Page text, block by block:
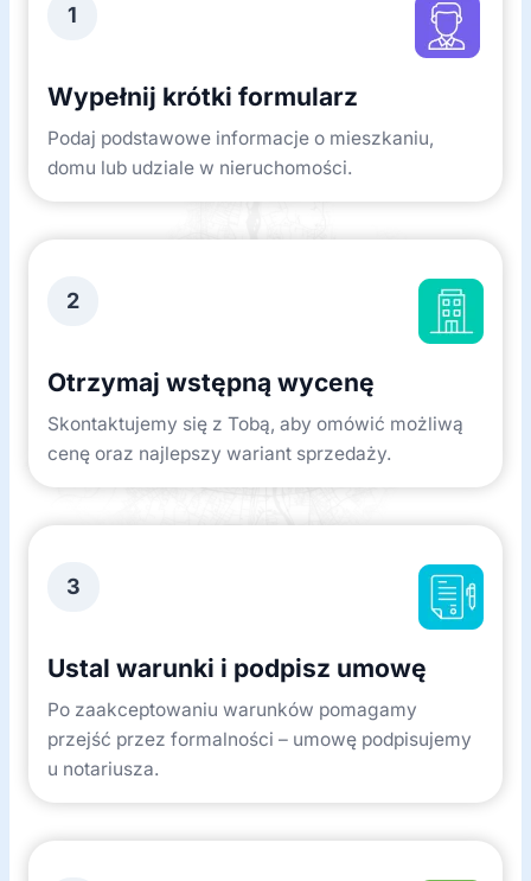
1
Wypełnij krótki formularz
Podaj podstawowe informacje o mieszkaniu,
domu lub udziale w nieruchomości.
2
Otrzymaj wstępną wycenę
Skontaktujemy się z Tobą, aby omówić możliwą
cenę oraz najlepszy wariant sprzedaży.
3
Ustal warunki i podpisz umowę
Po zaakceptowaniu warunków pomagamy
przejść przez formalności – umowę podpisujemy
u notariusza.